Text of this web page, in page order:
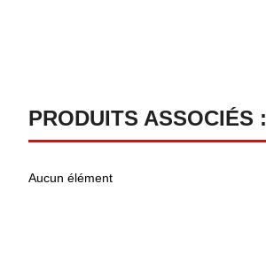
PRODUITS ASSOCIÉS :
Aucun élément